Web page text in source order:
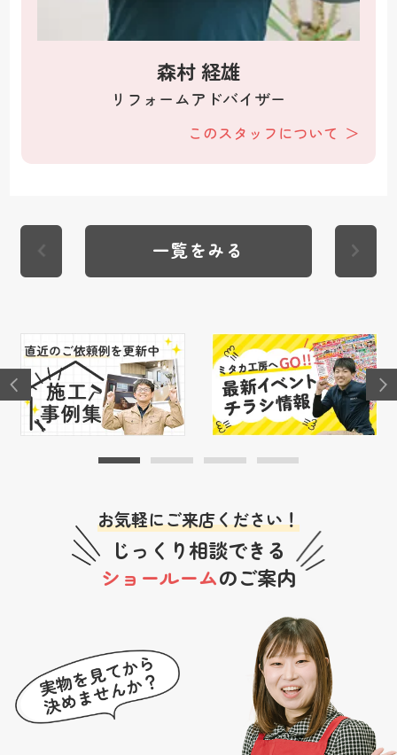
森村 経雄
リフォームアドバイザー
このスタッフについて
一覧をみる
お気軽にご来店ください！
じっくり相談できる
ショールームのご案内